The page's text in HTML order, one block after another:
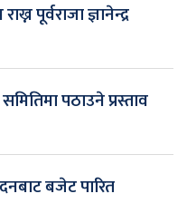
पूर्वराजा ज्ञानेन्द्र
पठाउने प्रस्ताव
बजेट पारित